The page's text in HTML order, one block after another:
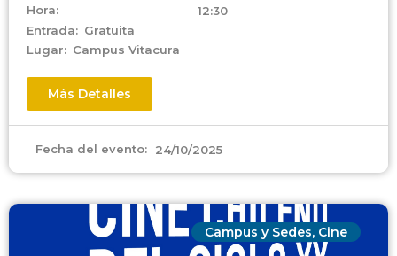
Hora:
12:30
Entrada: Gratuita
Lugar: Campus Vitacura
Más Detalles
Fecha del evento: 24/10/2025
Campus y Sedes, Cine